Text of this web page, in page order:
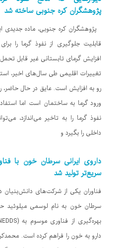
پژوهشگران کره جنوبی ساخته شد
پژوهشگران کره جنوبی، ماده جدیدی
قابلیت جلوگیری از نفوذ گرما را
افزایش گرمای تابستانی غیر قابل
تغییرات اقلیمی طی سال‌های اخیر،
رو به افزایش است. عایق در حال حاضر،
ورود گرما به ساختمان است اما
نفوذ گرما را به تاخیر می‌اندازد،
داخلی را بگیرد و
داروی ایرانی سرطان خون با
سریع‌تر تولید شد
فناوران یکی از شرکت‌های دانش‌بنیان
سرطان خون به نام لوسمی میلوئید
دارو به خون را فراهم کرده است.